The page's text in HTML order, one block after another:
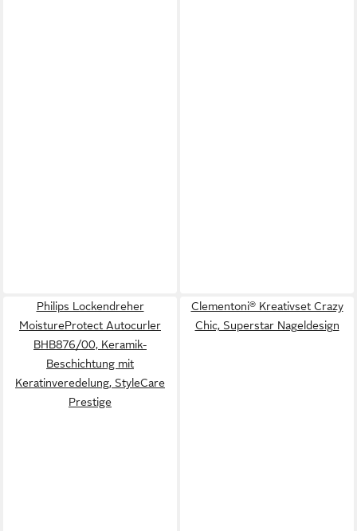
Philips Lockendreher
MoistureProtect Autocurler
BHB876/00, Keramik-
Beschichtung mit
Keratinveredelung, StyleCare
Prestige
Clementoni® Kreativset Crazy
Chic, Superstar Nageldesign